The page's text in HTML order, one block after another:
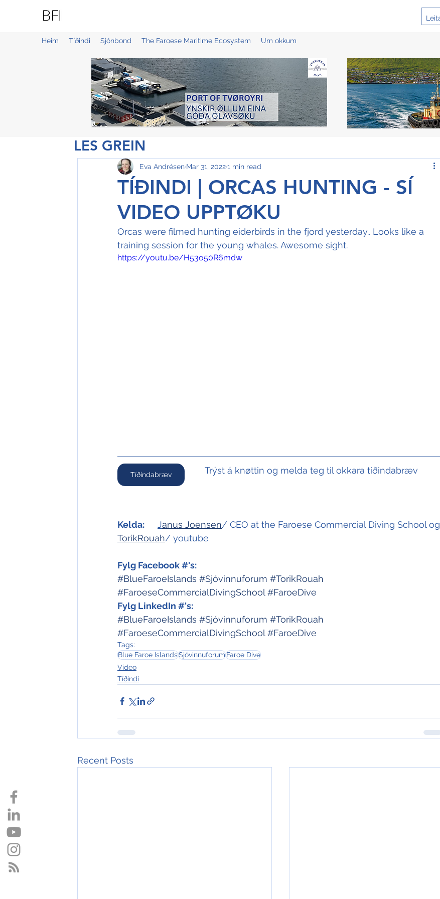
Heim Tíðindi Sjónbond The Faroese Maritime Ecosystem Um okkum
TÍÐINDI | ORCAS HUNTING - SÍ
VIDEO UPPTØKU
Eva Andrésen Mar 31, 20221 min read
Orcas were filmed hunting eiderbirds in the fjord yesterday.. Looks like a
training session for the young whales. Awesome sight.
https://youtu.be/H53o50R6mdw
Tíðindabræv Trýst á knøttin og melda teg til okkara tíðindabræv
Kelda: Janus Joensen/ CEO at the Faroese Commercial Diving School og
TorikRouah/ youtube
Fylg Facebook #'s:
#BlueFaroeIslands #Sjóvinnuforum #TorikRouah
#FaroeseCommercialDivingSchool #FaroeDive
Fylg LinkedIn #'s:
#BlueFaroeIslands #Sjóvinnuforum #TorikRouah
#FaroeseCommercialDivingSchool #FaroeDive
Tags:
Blue Faroe IslandsSjóvinnuforumFaroe Dive
Video
Tíðindi
Recent Posts
LES GREIN